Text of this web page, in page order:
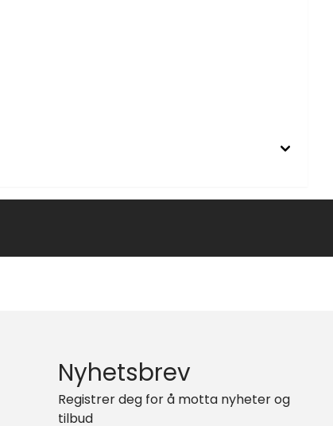
Nyhetsbrev
Registrer deg for å motta nyheter og
tilbud